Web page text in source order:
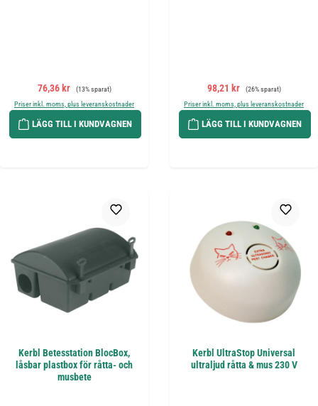
Försäljningspris:
76,36 kr Ordinarie pris:
(13% sparat)
Priser inkl. moms, plus leveranskostnader
LÄGG TILL I KUNDVAGNEN
Försäljningspris:
98,21 kr Ordinarie pris:
(26% sparat)
Priser inkl. moms, plus leveranskostnader
LÄGG TILL I KUNDVAGNEN
Kerbl Betesstation BlocBox,
låsbar plastbox för råtta- och
musbete
Kerbl UltraStop Universal
ultraljud råtta & mus 230 V